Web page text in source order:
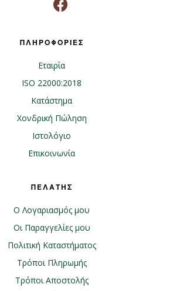
ΠΛΗΡΟΦΟΡΙΕΣ
Εταιρία
ISO 22000:2018
Κατάστημα
Χονδρική Πώληση
Ιστολόγιο
Επικοινωνία
ΠΕΛΑΤΗΣ
Ο Λογαριασμός μου
Οι Παραγγελίες μου
Πολιτική Καταστήματος
Τρόποι Πληρωμής
Τρόποι Αποστολής